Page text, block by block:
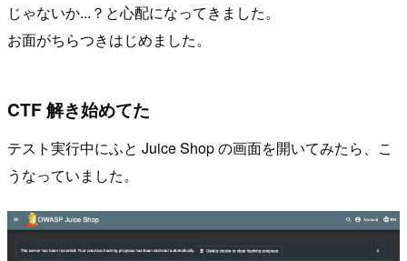
じゃないか...？と心配になってきました。
お面がちらつきはじめました。
CTF 解き始めてた
テスト実行中にふと Juice Shop の画面を開いてみたら、こ
うなっていました。